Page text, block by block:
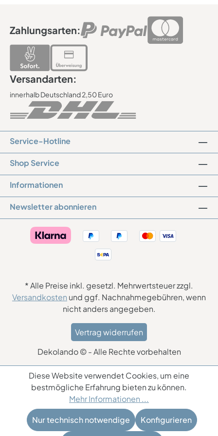
Firma an der Ostsee auf Insel Usedom entworfen und
hergestellt. Geeignet für den Innenbereich. Bitte vor
Nässe schützen. Spezifikationen: Herzförmig Material:
HDF - Oberfläche weiß beschichtet, Rückseite braun
Lasergravur - braun Größe ca. 23,5 x 15 x 0,5 cm
Zahlungsarten:
Versandarten:
innerhalb Deutschland 2,50 Euro
Service-Hotline
Shop Service
Informationen
Newsletter abonnieren
* Alle Preise inkl. gesetzl. Mehrwertsteuer zzgl.
Versandkosten und ggf. Nachnahmegebühren, wenn
nicht anders angegeben.
Vertrag widerrufen
Dekolando © - Alle Rechte vorbehalten
Diese Website verwendet Cookies, um eine
bestmögliche Erfahrung bieten zu können.
Mehr Informationen ...
Nur technisch notwendige Konfigurieren